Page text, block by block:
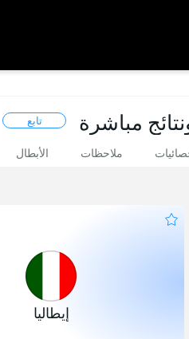
مباشرة تابع
ملاحظات الأبطال
إيطاليا